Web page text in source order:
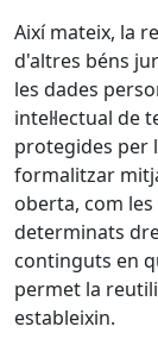
Així mateix, la
d'altres béns
les dades
intel·lectual de
protegides per
formalitzar
oberta, com les
determinats
continguts en
permet la
estableixin.